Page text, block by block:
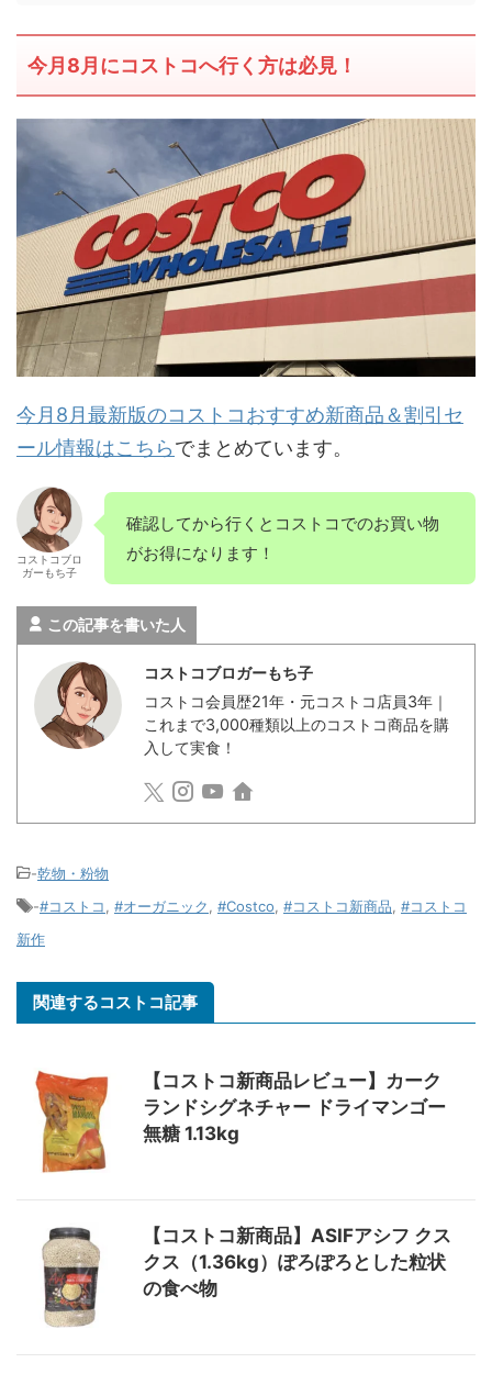
今月8月にコストコへ行く方は必見！
今月8月最新版のコストコおすすめ新商品＆割引セ
ール情報はこちらでまとめています。
コストコブロ
ガーもち子
確認してから行くとコストコでのお買い物
がお得になります！
この記事を書いた人
コストコブロガーもち子
コストコ会員歴21年・元コストコ店員3年｜
これまで3,000種類以上のコストコ商品を購
入して実食！
-乾物・粉物
-#コストコ #オーガニック #Costco #コストコ新商品 #コストコ
新作
関連するコストコ記事
【コストコ新商品レビュー】カーク
ランドシグネチャー ドライマンゴー
無糖 1.13kg
【コストコ新商品】ASIFアシフ クス
クス（1.36kg）ぽろぽろとした粒状
の食べ物